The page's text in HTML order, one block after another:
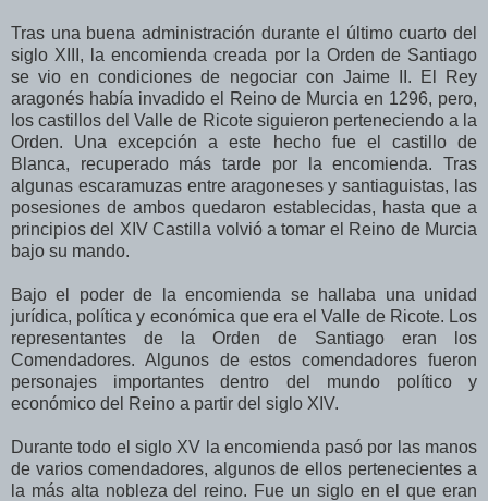
Tras una buena administración durante el último cuarto del
siglo XIII, la encomienda creada por la Orden de Santiago
se vio en condiciones de negociar con Jaime II. El Rey
aragonés había invadido el Reino de Murcia en 1296, pero,
los castillos del Valle de Ricote siguieron perteneciendo a la
Orden. Una excepción a este hecho fue el castillo de
Blanca, recuperado más tarde por la encomienda. Tras
algunas escaramuzas entre aragoneses y santiaguistas, las
posesiones de ambos quedaron establecidas, hasta que a
principios del XIV Castilla volvió a tomar el Reino de Murcia
bajo su mando.
Bajo el poder de la encomienda se hallaba una unidad
jurídica, política y económica que era el Valle de Ricote. Los
representantes de la Orden de Santiago eran los
Comendadores. Algunos de estos comendadores fueron
personajes importantes dentro del mundo político y
económico del Reino a partir del siglo XIV.
Durante todo el siglo XV la encomienda pasó por las manos
de varios comendadores, algunos de ellos pertenecientes a
la más alta nobleza del reino. Fue un siglo en el que eran